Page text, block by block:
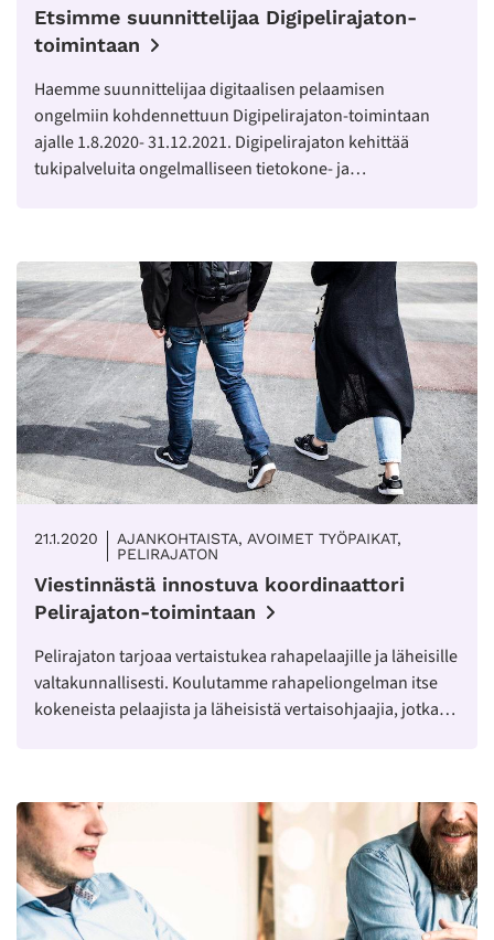
Etsimme suunnittelijaa Digipelirajaton-
toimintaan
Haemme suunnittelijaa digitaalisen pelaamisen
ongelmiin kohdennettuun Digipelirajaton-toimintaan
ajalle 1.8.2020- 31.12.2021. Digipelirajaton kehittää
tukipalveluita ongelmalliseen tietokone- ja…
21.1.2020
AJANKOHTAISTA, AVOIMET TYÖPAIKAT,
PELIRAJATON
Viestinnästä innostuva koordinaattori
Pelirajaton-toimintaan
Pelirajaton tarjoaa vertaistukea rahapelaajille ja läheisille
valtakunnallisesti. Koulutamme rahapeliongelman itse
kokeneista pelaajista ja läheisistä vertaisohjaajia, jotka…